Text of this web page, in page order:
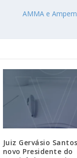
AMMA e
Juiz Gervásio
novo Presidente do